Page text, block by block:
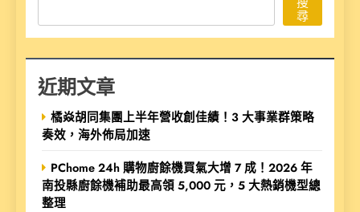
尋
近期文章
橘焱胡同集團上半年營收創佳績！3 大事業群策略
奏效，海外佈局加速
PChome 24h 購物廚餘機買氣大增 7 成！2026 年
南投縣廚餘機補助最高領 5,000 元，5 大熱銷機型總
整理